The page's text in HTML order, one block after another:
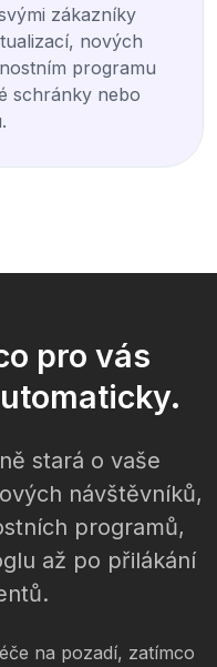
zákazníky
nových
programu
schránky nebo
pro vás
stará o vaše
návštěvníků,
programů,
až po přilákání
na pozadí, zatímco